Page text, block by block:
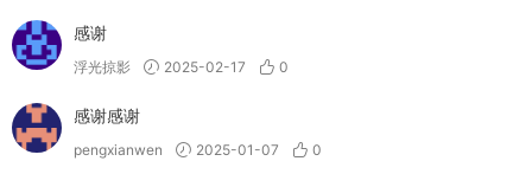
感谢
浮光掠影 2025-02-17 0
感谢感谢
pengxianwen 2025-01-07 0